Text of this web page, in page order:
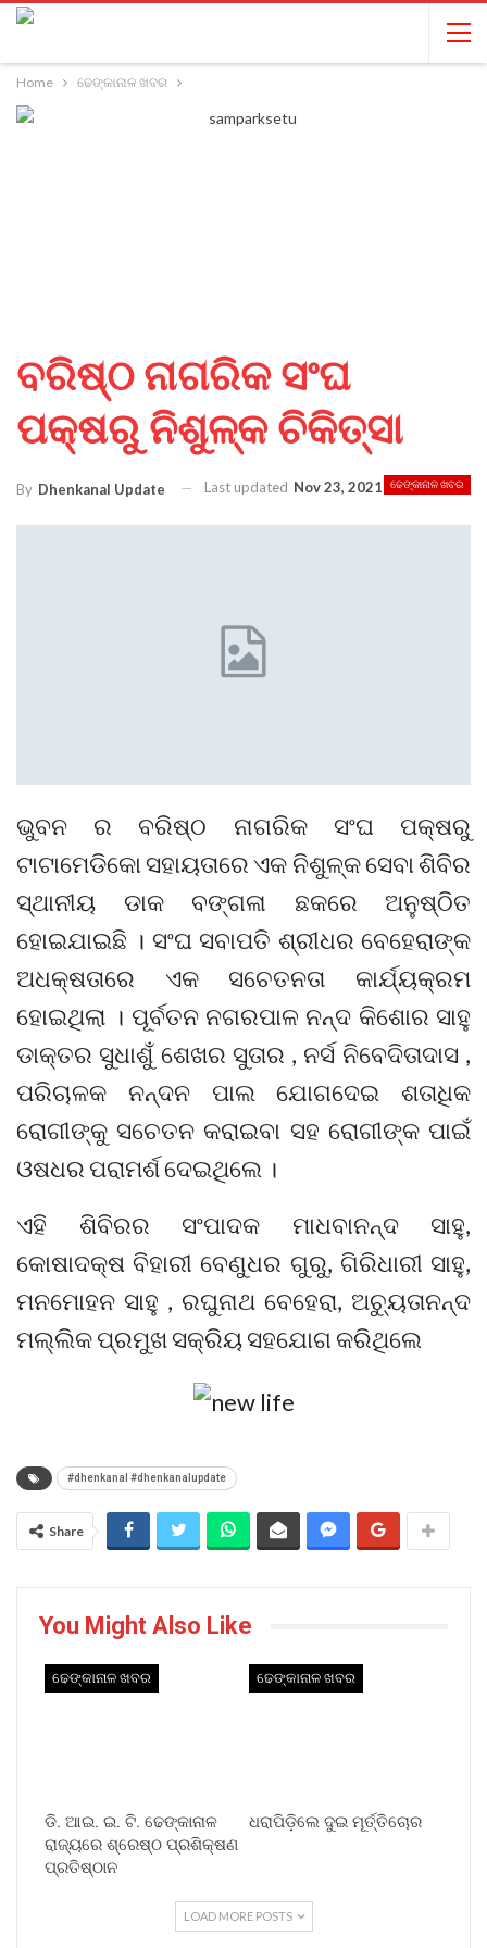
Home ଢେଙ୍କାନାଳ ଖବର
ବରିଷ୍ଠ ନାଗରିକ ସଂଘ
ପକ୍ଷରୁ ନିଶୁଳ୍କ ଚିକିତ୍ସା
ଢେଙ୍କାନାଳ ଖବର
By Dhenkanal Update Last updated Nov 23, 2021
ଭୁବନ ର ବରିଷ୍ଠ ନାଗରିକ ସଂଘ ପକ୍ଷରୁ
ଟାଟାମେଡିକୋ ସହାୟତାରେ ଏକ ନିଶୁଳ୍କ ସେବା ଶିବିର
ସ୍ଥାନୀୟ ଡାକ ବଙ୍ଗଳା ଛକରେ ଅନୁଷ୍ଠିତ
ହୋଇଯାଇଛି । ସଂଘ ସବାପତି ଶ୍ରୀଧର ବେହେରାଙ୍କ
ଅଧକ୍ଷତାରେ ଏକ ସଚେତନତା କାର୍ଯ୍ୟକ୍ରମ
ହୋଇଥିଲା । ପୂର୍ବତନ ନଗରପାଳ ନନ୍ଦ କିଶୋର ସାହୁ
ଡାକ୍ତର ସୁଧାଶୁଁ ଶେଖର ସୁତାର , ନର୍ସ ନିବେଦିତାଦାସ ,
ପରିଚାଳକ ନନ୍ଦନ ପାଲ ଯୋଗଦେଇ ଶତାଧିକ
ରୋଗୀଙ୍କୁ ସଚେତନ କରାଇବା ସହ ରୋଗୀଙ୍କ ପାଇଁ
ଓଷଧର ପରାମର୍ଶ ଦେଇଥିଲେ ।
ଏହି ଶିବିରର ସଂପାଦକ ମାଧବାନନ୍ଦ ସାହୁ,
କୋଷାଦକ୍ଷ ବିହାରୀ ବେଣୁଧର ଗୁରୁ, ଗିରିଧାରୀ ସାହୁ,
ମନମୋହନ ସାହୁ , ରଘୁନାଥ ବେହେରା, ଅଚ୍ୟୁତାନନ୍ଦ
ମଲ୍ଲିକ ପ୍ରମୁଖ ସକ୍ରିୟ ସହଯୋଗ କରିଥିଲେ
#dhenkanal #dhenkanalupdate
Share
You Might Also Like
ଢେଙ୍କାନାଳ ଖବର
ଡି. ଆଇ. ଇ. ଟି. ଢେଙ୍କାନାଳ
ରାଜ୍ୟରେ ଶ୍ରେଷ୍ଠ ପ୍ରଶିକ୍ଷଣ
ପ୍ରତିଷ୍ଠାନ
ଢେଙ୍କାନାଳ ଖବର
ଧରାପିଡ଼ିଲେ ଦୁଇ ମୂର୍ତ୍ତିଚୋର
LOAD MORE POSTS